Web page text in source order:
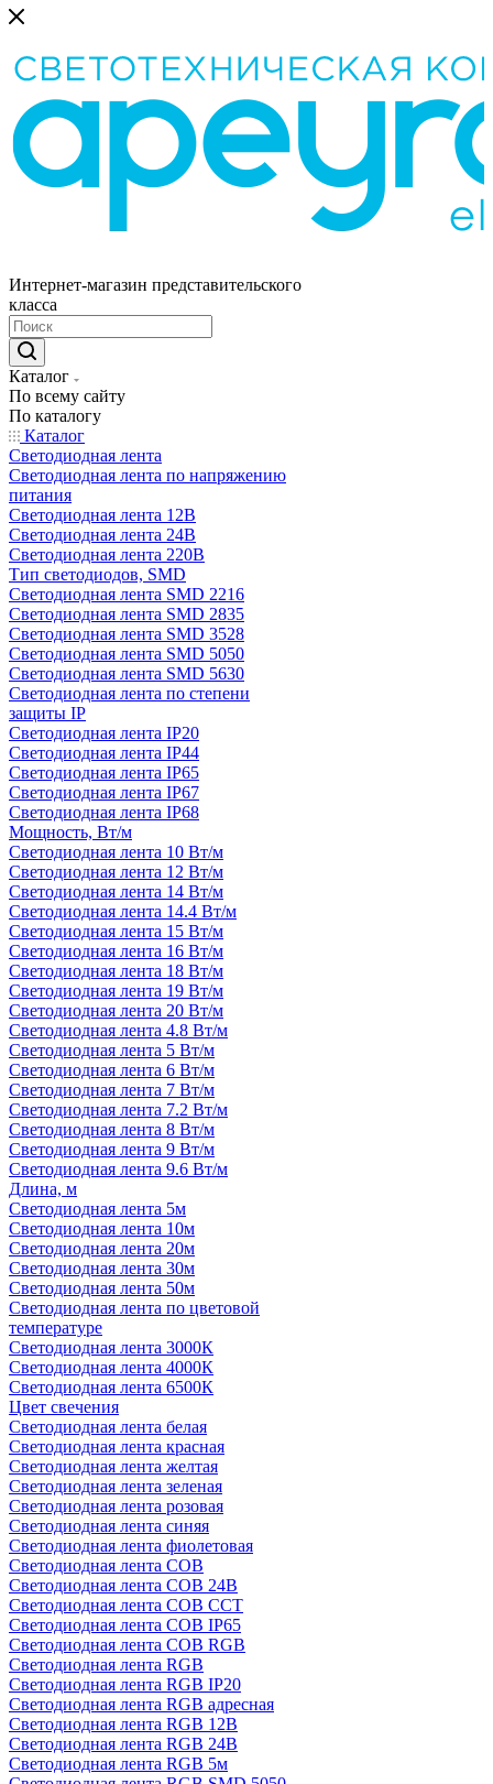
Интернет-магазин представительского
класса
Каталог
По всему сайту
По каталогу
Каталог
Светодиодная лента
Светодиодная лента по напряжению
питания
Светодиодная лента 12В
Светодиодная лента 24В
Светодиодная лента 220В
Тип светодиодов, SMD
Cветодиодная лента SMD 2216
Светодиодная лента SMD 2835
Светодиодная лента SMD 3528
Светодиодная лента SMD 5050
Светодиодная лента SMD 5630
Светодиодная лента по степени
защиты IP
Светодиодная лента IP20
Светодиодная лента IP44
Светодиодная лента IP65
Светодиодная лента IP67
Светодиодная лента IP68
Мощность, Вт/м
Светодиодная лента 10 Вт/м
Светодиодная лента 12 Вт/м
Светодиодная лента 14 Вт/м
Светодиодная лента 14.4 Вт/м
Светодиодная лента 15 Вт/м
Светодиодная лента 16 Вт/м
Светодиодная лента 18 Вт/м
Светодиодная лента 19 Вт/м
Светодиодная лента 20 Вт/м
Светодиодная лента 4.8 Вт/м
Светодиодная лента 5 Вт/м
Светодиодная лента 6 Вт/м
Светодиодная лента 7 Вт/м
Светодиодная лента 7.2 Вт/м
Светодиодная лента 8 Вт/м
Светодиодная лента 9 Вт/м
Светодиодная лента 9.6 Вт/м
Длина, м
Светодиодная лента 5м
Светодиодная лента 10м
Светодиодная лента 20м
Светодиодная лента 30м
Светодиодная лента 50м
Светодиодная лента по цветовой
температуре
Светодиодная лента 3000К
Светодиодная лента 4000К
Светодиодная лента 6500К
Цвет свечения
Светодиодная лента белая
Светодиодная лента красная
Светодиодная лента желтая
Светодиодная лента зеленая
Светодиодная лента розовая
Светодиодная лента синяя
Светодиодная лента фиолетовая
Светодиодная лента COB
Светодиодная лента COB 24В
Светодиодная лента COB CCT
Светодиодная лента COB IP65
Светодиодная лента COB RGB
Светодиодная лента RGB
Светодиодная лента RGB IP20
Светодиодная лента RGB адресная
Светодиодная лента RGB 12В
Светодиодная лента RGB 24В
Светодиодная лента RGB 5м